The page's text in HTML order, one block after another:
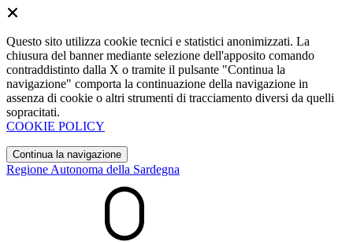
Questo sito utilizza cookie tecnici e statistici anonimizzati. La
chiusura del banner mediante selezione dell'apposito comando
contraddistinto dalla X o tramite il pulsante "Continua la
navigazione" comporta la continuazione della navigazione in
assenza di cookie o altri strumenti di tracciamento diversi da quelli
sopracitati.
COOKIE POLICY
Continua la navigazione
Regione Autonoma della Sardegna